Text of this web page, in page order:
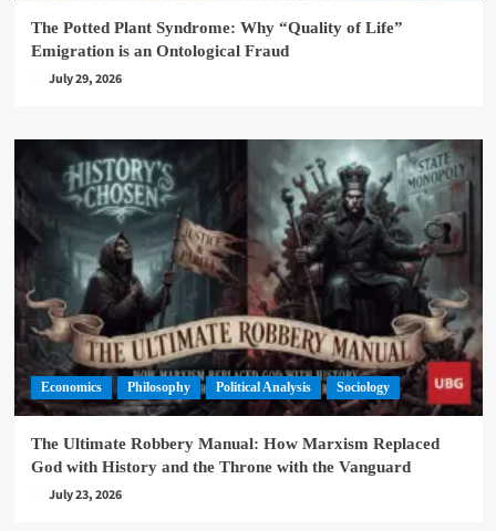
The Potted Plant Syndrome: Why “Quality of Life”
Emigration is an Ontological Fraud
July 29, 2026
Economics Philosophy Political Analysis Sociology
The Ultimate Robbery Manual: How Marxism Replaced
God with History and the Throne with the Vanguard
July 23, 2026